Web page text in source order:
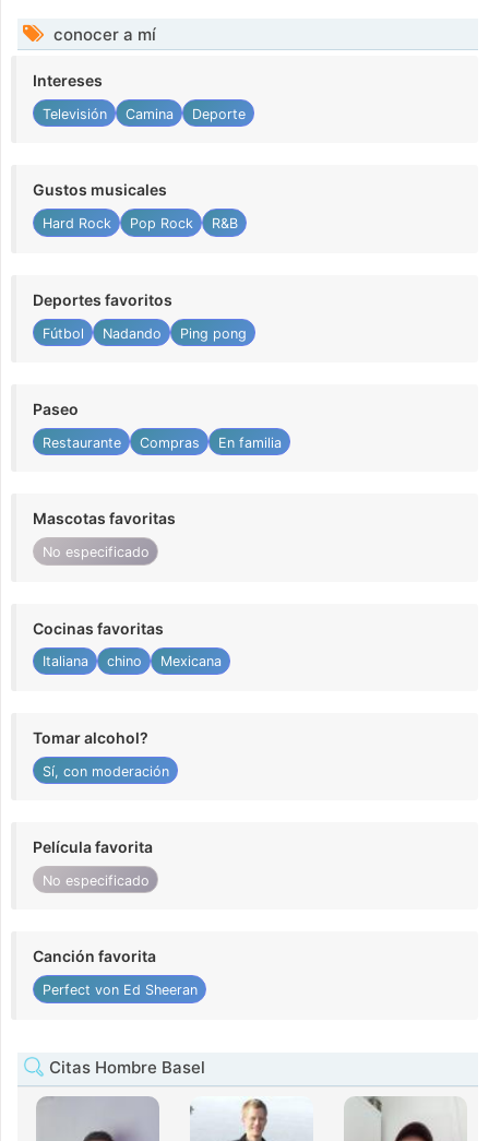
conocer a mí
Intereses
Televisión Camina Deporte
Gustos musicales
Hard Rock Pop Rock R&B
Deportes favoritos
Fútbol Nadando Ping pong
Paseo
Restaurante Compras En familia
Mascotas favoritas
No especificado
Cocinas favoritas
Italiana chino Mexicana
Tomar alcohol?
Sí, con moderación
Película favorita
No especificado
Canción favorita
Perfect von Ed Sheeran
Citas Hombre Basel